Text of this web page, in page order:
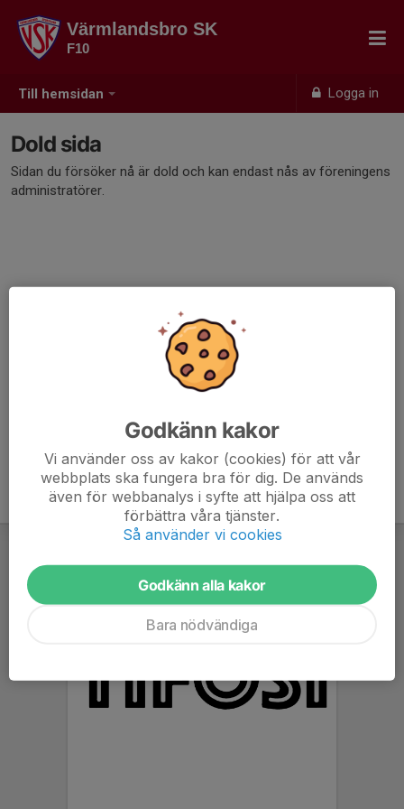
Till hemsidan Logga in
Värmlandsbro SK
F10
Dold sida
Sidan du försöker nå är dold och kan endast nås av föreningens
administratörer.
Godkänn kakor
Vi använder oss av kakor (cookies) för att vår
webbplats ska fungera bra för dig. De används
även för webbanalys i syfte att hjälpa oss att
förbättra våra tjänster.
Så använder vi cookies
Godkänn alla kakor
Bara nödvändiga